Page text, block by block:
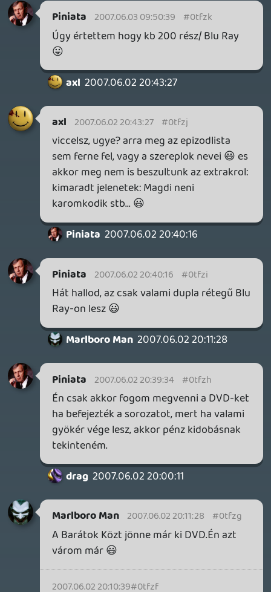
Szerintem meg rohadt jó újranézni a
későbbiek ismeretében, baromi érdekes
apróságokra lehet bukkanni.
Marlboro Man
axl 2007.06.02 19:56:53 #0tfzd
gondolom csak azert tunik lekezelonek a
hsz-ed, mert faradt vagyok... 🙂
zorgo 2007.06.02 19:41:39
Marlboro Man 2007.06.02 19:47:09 #0tfzc
Jó a sorozat de én nem veszem meg ,mert
másodszora már tudok minden relytélkyt
a lost meg erre épül.
Nem olyan bonyolult ám...
port.hu
axn.hu
axl 2007.06.02 11:22:25
axl 2007.06.02 11:22:25 #0tfza
(elkezdte feliratosan a 2. evadot, kb. a
felenel abbahagyta, ujrakezdte
szinkronosan [ekkor meg heti 1 resz ment],
majd az utso 3 reszt leadta egyben, felirat
nelkul, angolul. utana elolrol kezdte
szinkronos [mar napi 1 resszel, 4 het alatt
vegig is porgott] es normalisan leadta.
elvileg az elso evadnal is kb. ezt csinalta, de
azt az RTL-en kezdtem el nezni [hei 1 resz,
pfujj. es ott a 2. evad kb. akkor startolt,
az AXN-re, ott mar normalisan, magyarul,
naponta ment [mar kb. 4-edszerre...]), igy
lattam... 😞 ugyhogy utana kene neznem,
mikor is van es hol jar most (megy-e meg
nemikepp konnyitene a dolgot (vagy ha a
musorujsagban benne lenne...), de igy